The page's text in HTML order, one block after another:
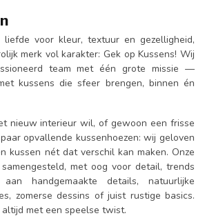
voor kleur, textuur en gezelligheid,
merk vol karakter: Gek op Kussens! Wij
team met één grote missie —
kussens die sfeer brengen, binnen én
nieuw interieur wil, of gewoon een frisse
opvallende kussenhoezen: wij geloven
kussen nét dat verschil kan maken. Onze
met oog voor detail, trends
handgemaakte details, natuurlijke
zomerse dessins of juist rustige basics.
met een speelse twist.